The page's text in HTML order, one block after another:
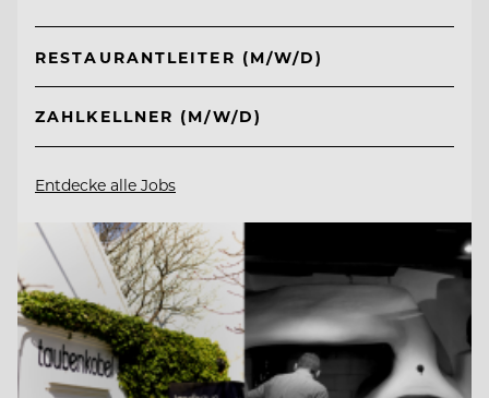
RESTAURANTLEITER (M/W/D)
ZAHLKELLNER (M/W/D)
Entdecke alle Jobs